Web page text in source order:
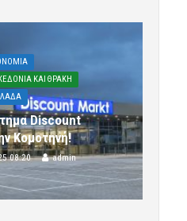
ΚΑΙ ΘΡΑΚΗ
Discount
Κομοτηνή!
08:20 admin